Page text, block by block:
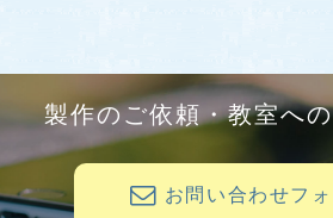
製作のご依頼・教室へ
お問い合わせフ